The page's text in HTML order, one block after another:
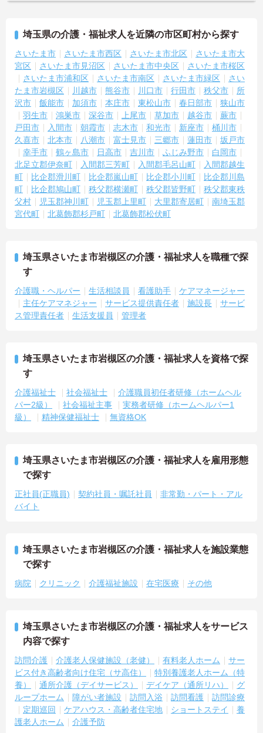
埼玉県の介護・福祉求人を近隣の市区町村から探す
さいたま市 さいたま市西区 さいたま市北区
さいたま市大
宮区
さいたま市見沼区 さいたま市中央区
さいたま市桜区
さいたま市浦和区
さいたま市南区 さいたま市緑区
さい
たま市岩槻区
川越市 熊谷市 川口市 行田市 秩父市
所
沢市
飯能市 加須市 本庄市 東松山市 春日部市
狭山市
羽生市
鴻巣市 深谷市 上尾市 草加市 越谷市
蕨市
戸田市
入間市 朝霞市 志木市 和光市 新座市
桶川市
久喜市
北本市 八潮市 富士見市 三郷市 蓮田市
坂戸市
幸手市
鶴ヶ島市 日高市 吉川市 ふじみ野市
白岡市
北足立郡伊奈町
入間郡三芳町 入間郡毛呂山町
入間郡越生
町
比企郡滑川町 比企郡嵐山町 比企郡小川町
比企郡川島
町
比企郡鳩山町 秩父郡横瀬町 秩父郡皆野町
秩父郡東秩
父村
児玉郡神川町 児玉郡上里町 大里郡寄居町
南埼玉郡
宮代町
北葛飾郡杉戸町 北葛飾郡松伏町
埼玉県さいたま市岩槻区の介護・福祉求人を職種で探
す
介護職・ヘルパー 生活相談員 看護助手
ケアマネージャー
主任ケアマネジャー
サービス提供責任者 施設長
サービ
ス管理責任者
生活支援員 管理者
埼玉県さいたま市岩槻区の介護・福祉求人を資格で探
す
介護福祉士 社会福祉士
介護職員初任者研修（ホームヘル
パー2級）
社会福祉主事
実務者研修（ホームヘルパー1
級）
精神保健福祉士 無資格OK
埼玉県さいたま市岩槻区の介護・福祉求人を雇用形態
で探す
正社員(正職員) 契約社員・嘱託社員
非常勤・パート・アル
バイト
埼玉県さいたま市岩槻区の介護・福祉求人を施設業態
で探す
病院 クリニック 介護福祉施設 在宅医療 その他
埼玉県さいたま市岩槻区の介護・福祉求人をサービス
内容で探す
訪問介護 介護老人保健施設（老健） 有料老人ホーム
サー
ビス付き高齢者向け住宅（サ高住）
特別養護老人ホーム（特
養）
通所介護（デイサービス） デイケア（通所リハ）
グ
ループホーム
障がい者施設 訪問入浴 訪問看護
訪問診療
定期巡回
ケアハウス・高齢者住宅地 ショートステイ
養
護老人ホーム
介護予防